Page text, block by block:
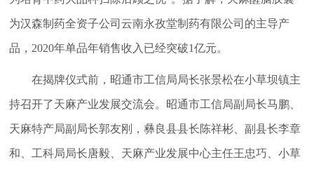
为汉森制药全资子公司云南永孜堂制药有限公司的主导产
品，2020年单品年销售收入已经突破1亿元。
在揭牌仪式前，昭通市工信局局长张景松在小草坝镇主
持召开了天麻产业发展交流会。昭通市工信局副局长马鹏、
天麻特产局副局长郭友刚，彝良县县长陈祥彬、副县长李章
和、工科局局长唐毅、天麻产业发展中心主任王忠巧、小草